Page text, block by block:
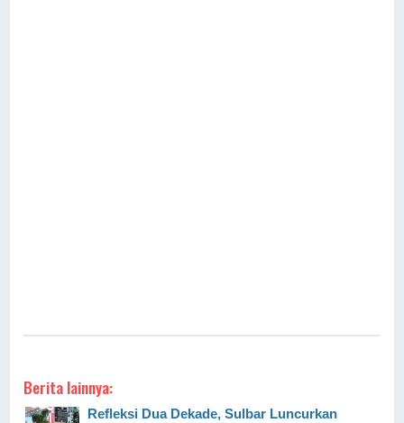
Berita lainnya:
Refleksi Dua Dekade, Sulbar Luncurkan